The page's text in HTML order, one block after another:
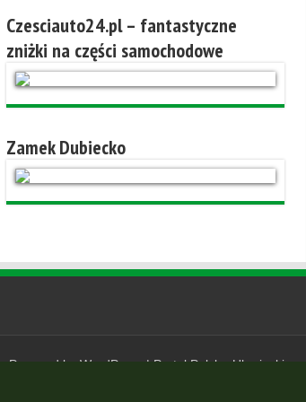
Czesciauto24.pl – fantastyczne
zniżki na części samochodowe
Zamek Dubiecko
Powered by WordPress | Portal Polsko-Ukrainski